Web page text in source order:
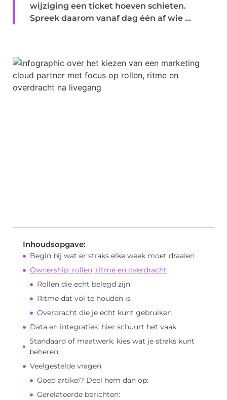
wijziging een ticket hoeven schieten.
Spreek daarom vanaf dag één af wie ...
Inhoudsopgave:
Begin bij wat er straks elke week moet draaien
Ownership: rollen, ritme en overdracht
Rollen die echt belegd zijn
Ritme dat vol te houden is
Overdracht die je echt kunt gebruiken
Data en integraties: hier schuurt het vaak
Standaard of maatwerk: kies wat je straks kunt
beheren
Veelgestelde vragen
Goed artikel? Deel hem dan op:
Gerelateerde berichten: